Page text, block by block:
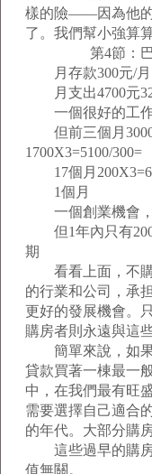
樣的險——因為他的
了。我們幫小強算算
第4節：巴菲
月存款300元/月
月支出4700元
一個很好的工作
但前三個月3000
1700X3=5100/300=
17個月
1個月
一個創業機會，
但1年內只有
期
看看上面，不購
的行業和公司，承
更好的發展機會。
購房者則永遠與這
簡單來說，如果
貸款買著一棟最一
中，在我們最有旺
需要選擇自己適合
的年代。大部分購
這些過早的購房
值無關。